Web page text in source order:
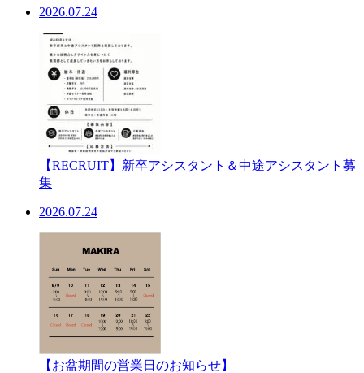
2026.07.24
【RECRUIT】新卒アシスタント＆中途アシスタント募
集
2026.07.24
【お盆期間の営業日のお知らせ】